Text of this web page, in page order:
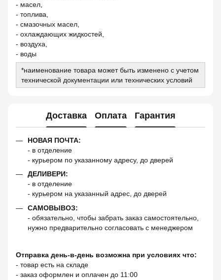
- масел,
- топлива,
- смазочных масел,
- охлаждающих жидкостей,
- воздуха,
- воды
*наименование товара может быть изменено с учетом
технической документации или технических условий
Доставка Оплата Гарантия
НОВАЯ ПОЧТА:
- в отделение
- курьером по указанному адресу, до дверей
ДЕЛИВЕРИ:
- в отделение
- курьером на указанный адрес, до дверей
САМОВЫВОЗ:
- обязательно, чтобы забрать заказ самостоятельно,
нужно предварительно согласовать с менеджером
Отправка день-в-день возможна при условиях что:
- товар есть на складе
- заказ оформлен и оплачен до 11:00